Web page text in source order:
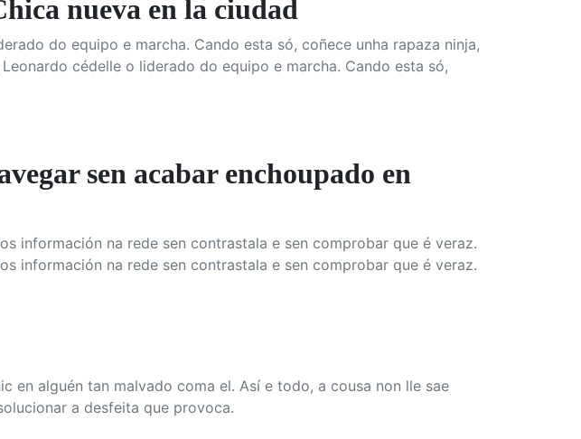
nueva en la ciudad
do equipo e marcha. Cando esta só, coñece unha rapaza ninja,
cédelle o liderado do equipo e marcha. Cando esta só,
sen acabar enchoupado en
información na rede sen contrastala e sen comprobar que é veraz.
información na rede sen contrastala e sen comprobar que é veraz.
en alguén tan malvado coma el. Así e todo, a cousa non lle sae
a desfeita que provoca.